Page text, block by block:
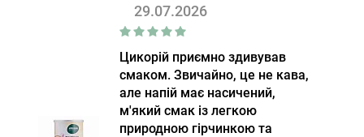
29.07.2026
Цикорій приємно здивував
смаком. Звичайно, це не кава,
але напій має насичений,
м'який смак із легкою
природною гірчинкою та